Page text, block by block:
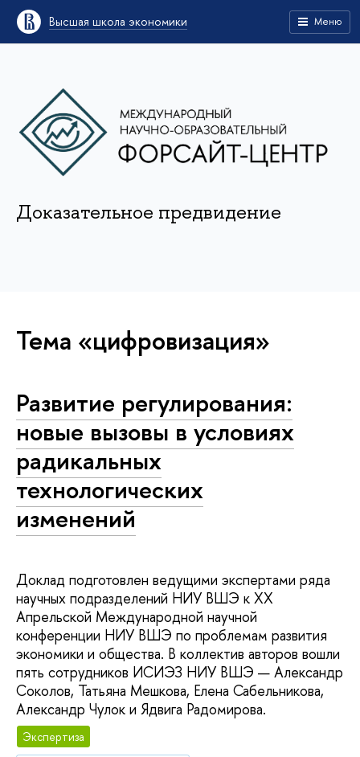
Высшая школа экономики Меню
Доказательное предвидение
Тема «цифровизация»
Развитие регулирования:
новые вызовы в условиях
радикальных
технологических
изменений
Доклад подготовлен ведущими экспертами ряда
научных подразделений НИУ ВШЭ к XX
Апрельской Международной научной
конференции НИУ ВШЭ по проблемам развития
экономики и общества. В коллектив авторов вошли
пять сотрудников ИСИЭЗ НИУ ВШЭ — Александр
Соколов, Татьяна Мешкова, Елена Сабельникова,
Александр Чулок и Ядвига Радомирова.
Экспертиза